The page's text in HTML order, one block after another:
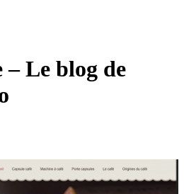
– Le blog de